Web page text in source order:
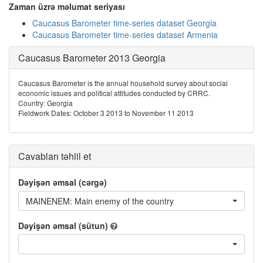
Zaman üzrə məlumat seriyası
Caucasus Barometer time-series dataset Georgia
Caucasus Barometer time-series dataset Armenia
Caucasus Barometer 2013 Georgia
Caucasus Barometer is the annual household survey about social
economic issues and political attitudes conducted by CRRC.
Country: Georgia
Fieldwork Dates: October 3 2013 to November 11 2013
Cavabları təhlil et
Dəyişən əmsal (cərgə)
MAINENEM: Main enemy of the country
Dəyişən əmsal (sütun)